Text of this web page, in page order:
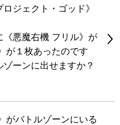
ジェクト・ゴッド》
悪魔右機 フリル》が
が１枚あったのです
ーンに出せますか？
がバトルゾーンにいる